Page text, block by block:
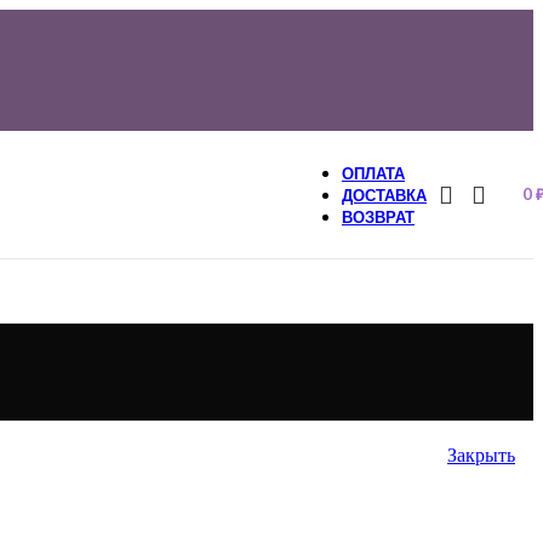
ОПЛАТА
ДОСТАВКА
ВОЗВРАТ
0
Закрыть